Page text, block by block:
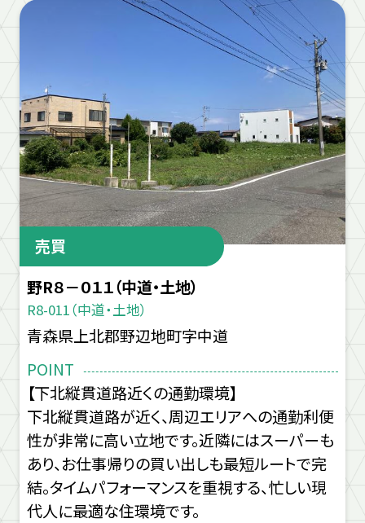
売買
野R８－０１１（中道・土地）
R8-011（中道・土地）
青森県上北郡野辺地町字中道
POINT
【下北縦貫道路近くの通勤環境】
下北縦貫道路が近く、周辺エリアへの通勤利便
性が非常に高い立地です。近隣にはスーパーも
あり、お仕事帰りの買い出しも最短ルートで完
結。タイムパフォーマンスを重視する、忙しい現
代人に最適な住環境です。